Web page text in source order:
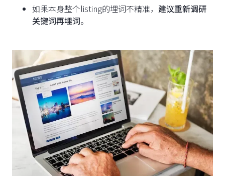
如果本身整个listing的埋词不精准， 建议重新调研
关键词再埋词。